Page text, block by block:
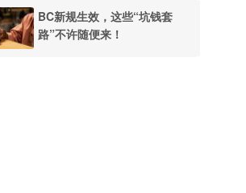
BC新规生效，这些“坑钱套
路”不许随便来！